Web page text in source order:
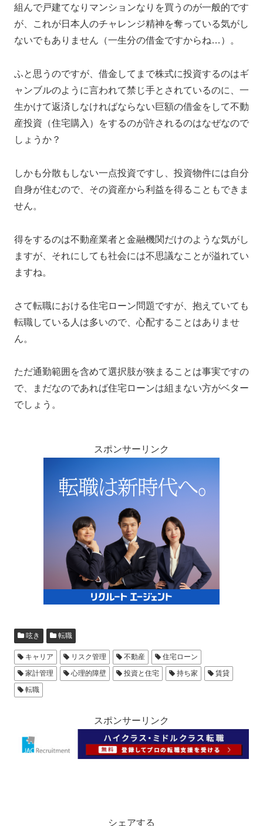
組んで戸建てなりマンションなりを買うのが一般的です
が、これが日本人のチャレンジ精神を奪っている気がし
ないでもありません（一生分の借金ですからね…）。
ふと思うのですが、借金してまで株式に投資するのはギ
ャンブルのように言われて禁じ手とされているのに、一
生かけて返済しなければならない巨額の借金をして不動
産投資（住宅購入）をするのが許されるのはなぜなので
しょうか？
しかも分散もしない一点投資ですし、投資物件には自分
自身が住むので、その資産から利益を得ることもできま
せん。
得をするのは不動産業者と金融機関だけのような気がし
ますが、それにしても社会には不思議なことが溢れてい
ますね。
さて転職における住宅ローン問題ですが、抱えていても
転職している人は多いので、心配することはありませ
ん。
ただ通勤範囲を含めて選択肢が狭まることは事実ですの
で、まだなのであれば住宅ローンは組まない方がベター
でしょう。
スポンサーリンク
呟き 転職
キャリア リスク管理 不動産
住宅ローン
家計管理
心理的障壁 投資と住宅 持ち家
賃貸
転職
スポンサーリンク
シェアする